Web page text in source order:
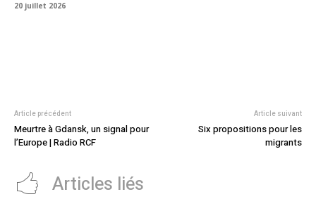
20 juillet 2026
Article précédent
Meurtre à Gdansk, un signal pour
l’Europe | Radio RCF
Article suivant
Six propositions pour les
migrants
Articles liés